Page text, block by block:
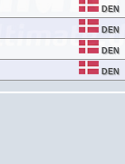
DEN
DEN
DEN
DEN